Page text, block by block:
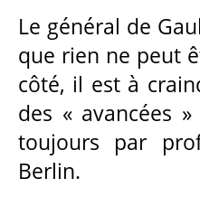
Le général de
que rien ne peut
côté, il est à
des « avancées
toujours par
Berlin.